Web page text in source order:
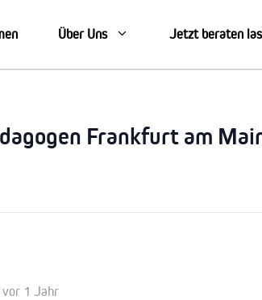
Über Uns Jetzt beraten
Frankfurt am
1 Jahr